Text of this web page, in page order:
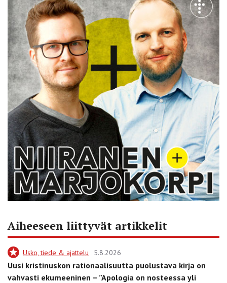
Aiheeseen liittyvät artikkelit
Usko, tiede & ajattelu 5.8.2026
Uusi kristinuskon rationaalisuutta puolustava kirja on
vahvasti ekumeeninen – ”Apologia on nosteessa yli